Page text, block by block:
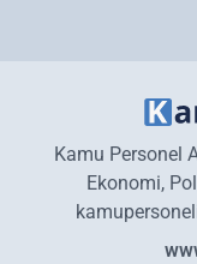
Kamu Personel
Ekonomi,